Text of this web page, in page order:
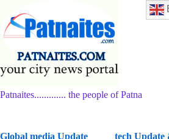
content
Patnaites............. the people of Patna
Global media Update
tech Update